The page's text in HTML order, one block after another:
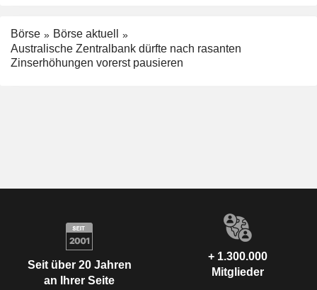
Börse
Börse aktuell
Australische Zentralbank dürfte nach rasanten
Zinserhöhungen vorerst pausieren
Seit über 20 Jahren
an Ihrer Seite
+ 1.300.000
Mitglieder